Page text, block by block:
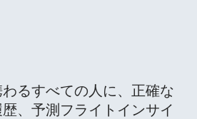
るすべての人に、正確な
、予測フライトインサイ